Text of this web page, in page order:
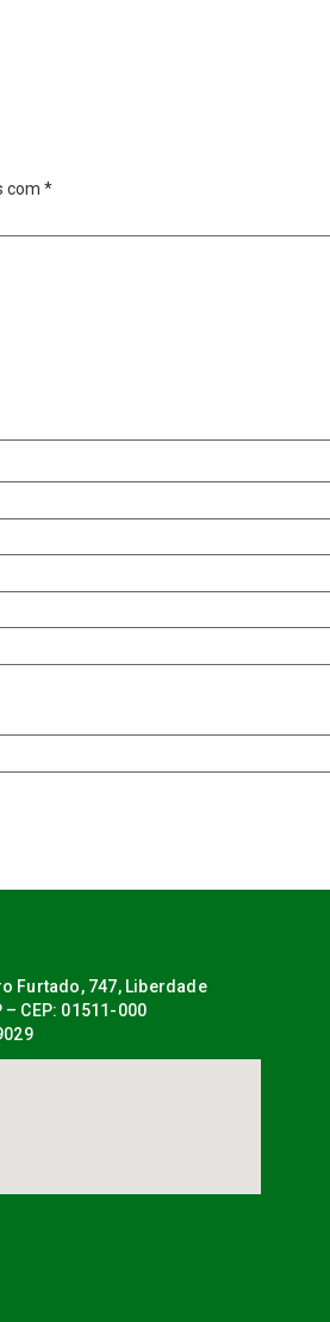
com *
Furtado, 747, Liberdade
CEP: 01511-000